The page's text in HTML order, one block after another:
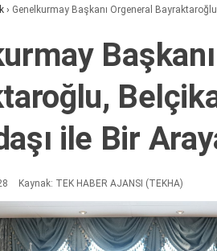
› Genelkurmay Başkanı Orgeneral
ile Bir
Kaynak: TEK HABER AJANSI (TEKHA)